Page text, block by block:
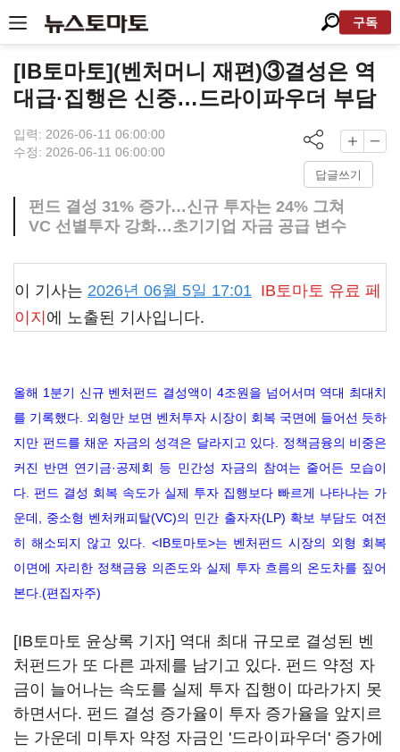
구독
[IB토마토](벤처머니 재편)③결성은 역
대급·집행은 신중…드라이파우더 부담
입력: 2026-06-11 06:00:00
수정: 2026-06-11 06:00:00
답글쓰기
펀드 결성 31% 증가…신규 투자는 24% 그쳐
VC 선별투자 강화…초기기업 자금 공급 변수
이 기사는 2026년 06월 5일 17:01 IB토마토 유료 페
이지 에 노출된 기사입니다.
올해 1분기 신규 벤처펀드 결성액이 4조원을 넘어서며 역대 최대치
를 기록했다. 외형만 보면 벤처투자 시장이 회복 국면에 들어선 듯하
지만 펀드를 채운 자금의 성격은 달라지고 있다. 정책금융의 비중은
커진 반면 연기금·공제회 등 민간성 자금의 참여는 줄어든 모습이
다. 펀드 결성 회복 속도가 실제 투자 집행보다 빠르게 나타나는 가
운데, 중소형 벤처캐피탈(VC)의 민간 출자자(LP) 확보 부담도 여전
히 해소되지 않고 있다. <IB토마토>는 벤처펀드 시장의 외형 회복
이면에 자리한 정책금융 의존도와 실제 투자 흐름의 온도차를 짚어
본다.(편집자주)
[IB토마토 윤상록 기자] 역대 최대 규모로 결성된 벤
처펀드가 또 다른 과제를 남기고 있다. 펀드 약정 자
금이 늘어나는 속도를 실제 투자 집행이 따라가지 못
하면서다. 펀드 결성 증가율이 투자 증가율을 앞지르
는 가운데 미투자 약정 자금인 '드라이파우더' 증가에